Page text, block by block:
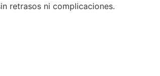
retrasos ni complicaciones.